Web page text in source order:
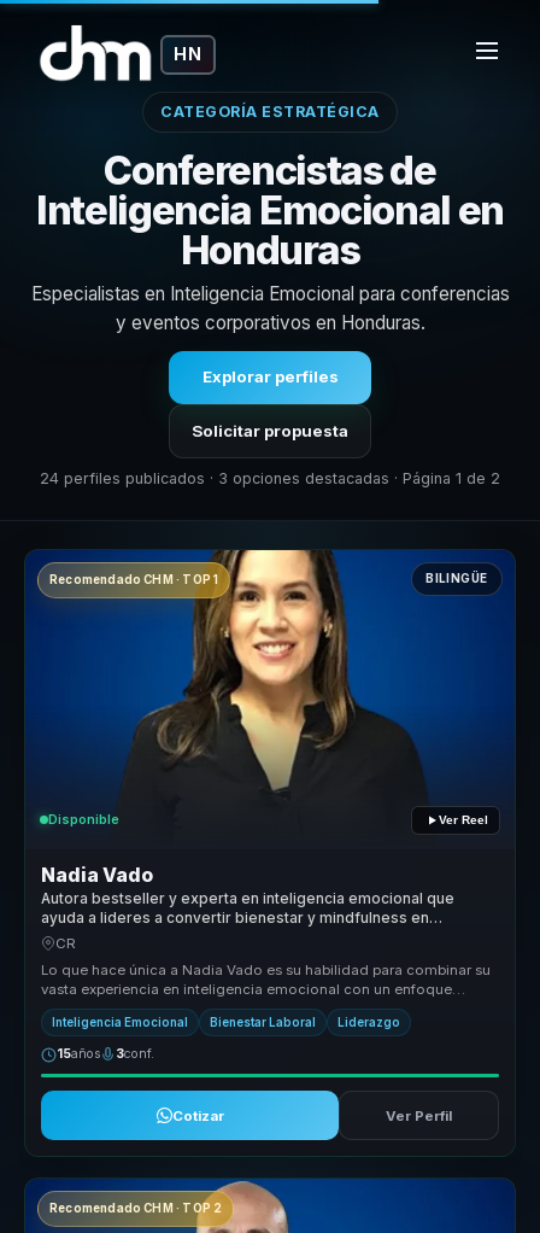
HN
CATEGORÍA ESTRATÉGICA
Conferencistas de
Inteligencia Emocional en
Honduras
Especialistas en Inteligencia Emocional para conferencias
y eventos corporativos en Honduras.
Explorar perfiles
Solicitar propuesta
24 perfiles publicados · 3 opciones destacadas · Página 1 de 2
Recomendado CHM · TOP 1 BILINGÜE
Disponible Ver Reel
Nadia Vado
Autora bestseller y experta en inteligencia emocional que
ayuda a lideres a convertir bienestar y mindfulness en
productividad y entornos saludables.
CR
Lo que hace única a Nadia Vado es su habilidad para combinar su
vasta experiencia en inteligencia emocional con un enfoque
práctico y apl...
Inteligencia Emocional Bienestar Laboral Liderazgo
15años 3conf.
Cotizar Ver Perfil
Recomendado CHM · TOP 2